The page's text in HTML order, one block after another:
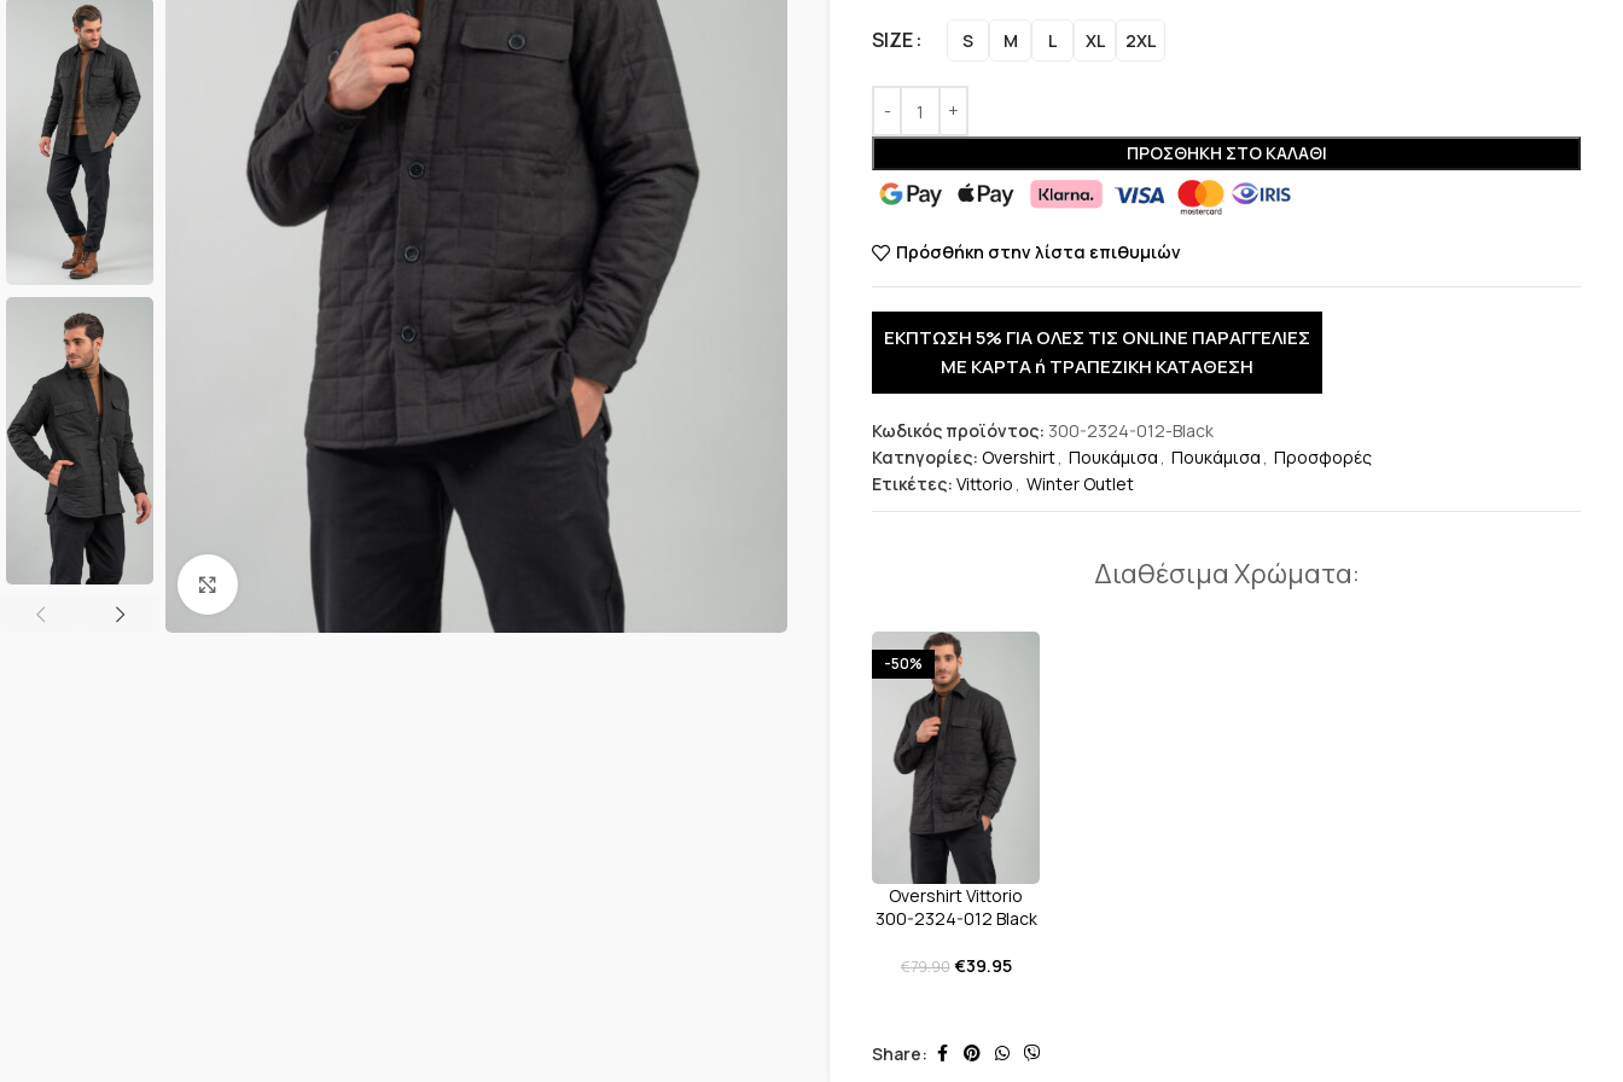
Κλικ για μεγέθυνση
SIZE S M L XL 2XL
ΠΡΟΣΘΉΚΗ ΣΤΟ ΚΑΛΆΘΙ
Πρόσθήκη στην λίστα επιθυμιών
ΕΚΠΤΩΣΗ 5% ΓΙΑ ΟΛΕΣ ΤΙΣ ONLINE ΠΑΡΑΓΓΕΛΙΕΣ
ΜΕ ΚΑΡΤΑ ή ΤΡΑΠΕΖΙΚΗ ΚΑΤΑΘΕΣΗ
Κωδικός προϊόντος: 300-2324-012-Black
Κατηγορίες: Overshirt, Πουκάμισα , Πουκάμισα , Προσφορές
Ετικέτες: Vittorio , Winter Outlet
Διαθέσιμα Χρώματα:
-50%
Overshirt Vittorio
300-2324-012 Black
€79.90€39.95
Share: